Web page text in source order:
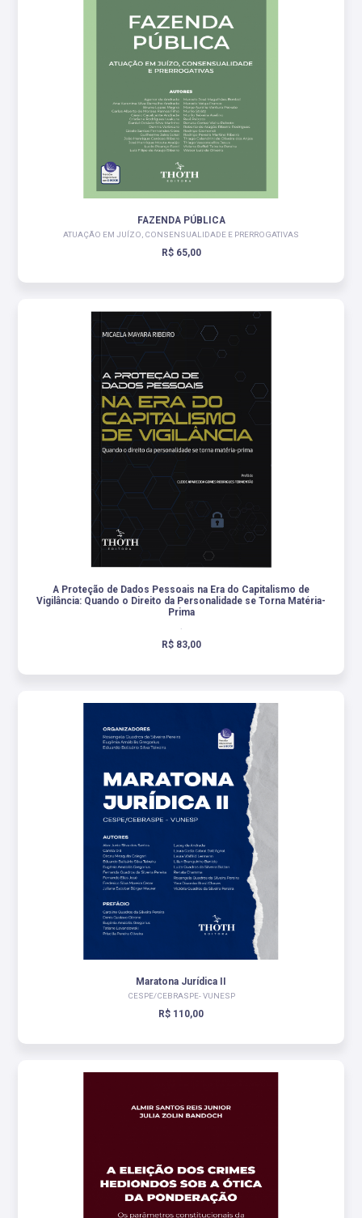
FAZENDA PÚBLICA
ATUAÇÃO EM JUÍZO, CONSENSUALIDADE E PRERROGATIVAS
R$ 65,00
A Proteção de Dados Pessoais na Era do Capitalismo de
Vigilância: Quando o Direito da Personalidade se Torna Matéria-
Prima
R$ 83,00
Maratona Jurídica II
CESPE/CEBRASPE- VUNESP
R$ 110,00